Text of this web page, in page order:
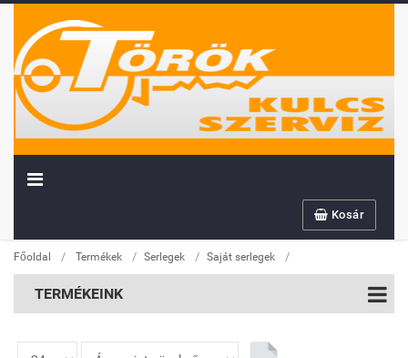
Kosár
Főoldal / Termékek / Serlegek / Saját serlegek /
TERMÉKEINK